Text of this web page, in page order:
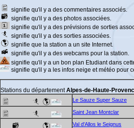
signifie qu'il y a des commentaires associés.
signifie qu'il y a des photos associées.
signifie qu'il y a des prévisions de sorties
signifie qu'il y a des sorties associées.
signifie que la station a un site Internet.
signifie qu'il y a des webcams pour la station.
signifie qu'il y a un bon plan Etudiant dans
signifie qu'il y a les infos neige et météo pour
Stations du départementAlpes-de-Haute-
Le Sauze Super Sauze
Saint Jean Montclar
Val d'Allos le Seignus